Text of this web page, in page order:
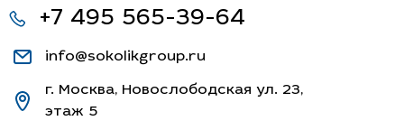
+7 495 565-39-64
info@sokolikgroup.ru
г. Москва, Новослободская ул. 23,
этаж 5